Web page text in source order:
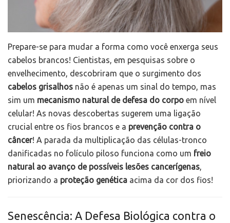
Prepare-se para mudar a forma como você enxerga seus
cabelos brancos! Cientistas, em pesquisas sobre o
envelhecimento, descobriram que o surgimento dos
cabelos grisalhos não é apenas um sinal do tempo, mas
sim um mecanismo natural de defesa do corpo em nível
celular! As novas descobertas sugerem uma ligação
crucial entre os fios brancos e a prevenção contra o
câncer! A parada da multiplicação das células-tronco
danificadas no folículo piloso funciona como um freio
natural ao avanço de possíveis lesões cancerígenas,
priorizando a proteção genética acima da cor dos fios!
Senescência: A Defesa Biológica contra o